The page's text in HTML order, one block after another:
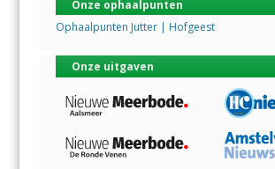
Onze ophaalpunten
Ophaalpunten Jutter | Hofgeest
Onze uitgaven